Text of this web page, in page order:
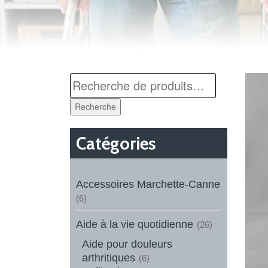
Recherche
Catégories
Accessoires Marchette-Canne
(6)
Aide à la vie quotidienne (26)
Aide pour douleurs
arthritiques (6)